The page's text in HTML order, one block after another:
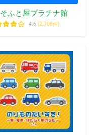
そふと屋プラチナ館
4.6 (2,706件)